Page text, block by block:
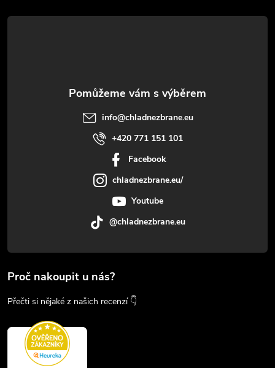
info@chladnezbrane.eu
+420 771 151 101
Facebook
chladnezbrane.eu/
Youtube
@chladnezbrane.eu
Proč nakoupit u nás?
Přečti si nějaké z našich recenzí 👇